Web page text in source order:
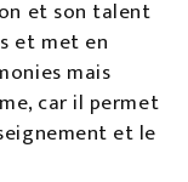
et son talent
et met en
mais
car il permet
et le